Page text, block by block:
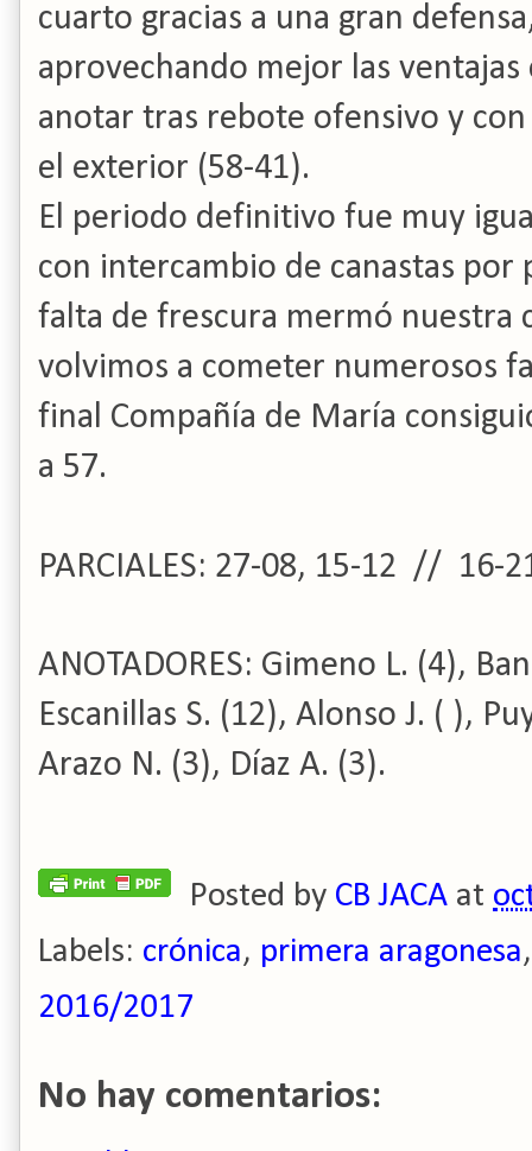
cuarto gracias a una gran
aprovechando mejor las
anotar tras rebote ofensivo y
el exterior (58-41).
El periodo definitivo fue muy
con intercambio de canastas por
falta de frescura mermó nuestra
volvimos a cometer numerosos
final Compañía de María
a 57.
PARCIALES: 27-08, 15-12 // 16-
ANOTADORES: Gimeno L. (4),
Escanillas S. (12), Alonso J. ( ),
Arazo N. (3), Díaz A. (3).
Posted by CB JACA at
Labels: crónica, primera aragonesa
2016/2017
No hay comentarios: